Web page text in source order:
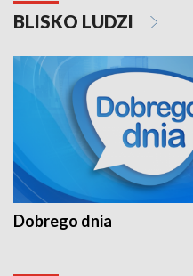
BLISKO LUDZI
Dobrego dnia